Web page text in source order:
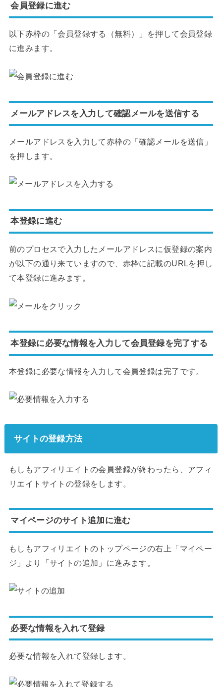
会員登録に進む
以下赤枠の「会員登録する（無料）」を押して会員登録
に進みます。
メールアドレスを入力して確認メールを送信する
メールアドレスを入力して赤枠の「確認メールを送信」
を押します。
本登録に進む
前のプロセスで入力したメールアドレスに仮登録の案内
が以下の通り来ていますので、赤枠に記載のURLを押し
て本登録に進みます。
本登録に必要な情報を入力して会員登録を完了する
本登録に必要な情報を入力して会員登録は完了です。
サイトの登録方法
もしもアフィリエイトの会員登録が終わったら、アフィ
リエイトサイトの登録をします。
マイページのサイト追加に進む
もしもアフィリエイトのトップページの右上「マイペー
ジ」より「サイトの追加」に進みます。
必要な情報を入れて登録
必要な情報を入れて登録します。